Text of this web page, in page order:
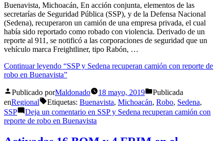
Buenavista, Michoacán, En acción conjunta, elementos de las
secretarías de Seguridad Pública (SSP), y de la Defensa Nacional
(Sedena), recuperaron un camión de una empresa privada, el cual
había sido reportado como robado con violencia. Derivado de un
reporte al 911, se notificó a las corporaciones de seguridad que un
vehículo marca Freightliner, tipo Rabón, …
Continuar leyendo “SSP y Sedena recuperan camión con reporte de
robo en Buenavista”
Publicado porMaldonado 18 mayo, 2019
Publicada
enRegional Etiquetas: Buenavista, Michoacán, Robo, Sedena,
SSP
Deja un comentario en SSP y Sedena recuperan camión con
reporte de robo en Buenavista